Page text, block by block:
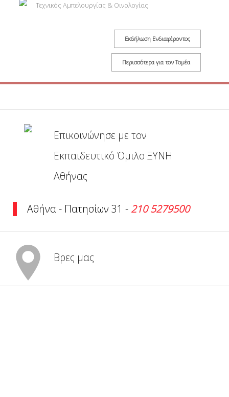
Τεχνικός Αμπελουργίας & Οινολογίας
Εκδήλωση Ενδιαφέροντος
Περισσότερα για τον Τομέα
Επικοινώνησε με τον
Εκπαιδευτικό Όμιλο ΞΥΝΗ
Αθήνας
Αθήνα - Πατησίων 31 - 210 5279500
Βρες μας